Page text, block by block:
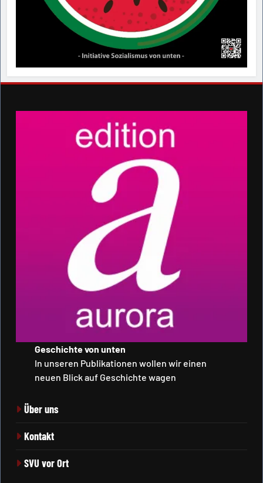
Geschichte von unten
In unseren Publikationen wollen wir einen
neuen Blick auf Geschichte wagen
Über uns
Kontakt
SVU vor Ort